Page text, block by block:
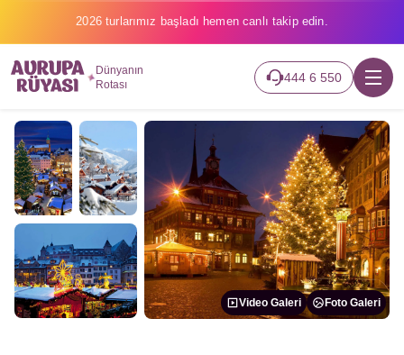
2026 turlarımız başladı hemen canlı takip edin.
Dünyanın
Rotası
444 6 550
Video Galeri Foto Galeri